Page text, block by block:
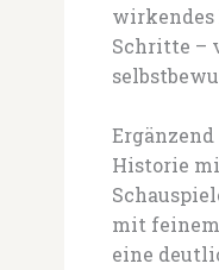
wirkendes
Schritte –
Historie
mit
eine